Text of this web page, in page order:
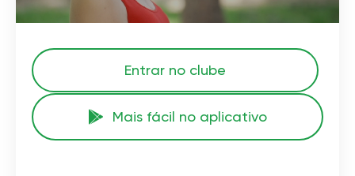
Entrar no clube
Mais fácil no aplicativo